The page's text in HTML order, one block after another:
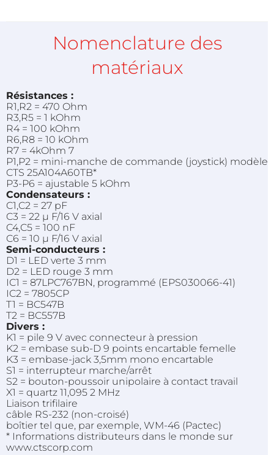
Nomenclature des
matériaux
Résistances :
R1,R2 = 470 Ohm
R3,R5 = 1 kOhm
R4 = 100 kOhm
R6,R8 = 10 kOhm
R7 = 4kOhm 7
P1,P2 = mini-manche de commande (joystick) modèle
CTS 25A104A60TB*
P3-P6 = ajustable 5 kOhm
Condensateurs :
C1,C2 = 27 pF
C3 = 22 µ F/16 V axial
C4,C5 = 100 nF
C6 = 10 µ F/16 V axial
Semi-conducteurs :
D1 = LED verte 3 mm
D2 = LED rouge 3 mm
IC1 = 87LPC767BN, programmé (EPS030066-41)
IC2 = 7805CP
T1 = BC547B
T2 = BC557B
Divers :
K1 = pile 9 V avec connecteur à pression
K2 = embase sub-D 9 points encartable femelle
K3 = embase-jack 3,5mm mono encartable
S1 = interrupteur marche/arrêt
S2 = bouton-poussoir unipolaire à contact travail
X1 = quartz 11,095 2 MHz
Liaison trifilaire
câble RS-232 (non-croisé)
boîtier tel que, par exemple, WM-46 (Pactec)
* Informations distributeurs dans le monde sur
www.ctscorp.com